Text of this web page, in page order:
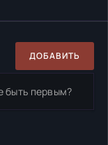
ДОБАВИТЬ
быть первым?